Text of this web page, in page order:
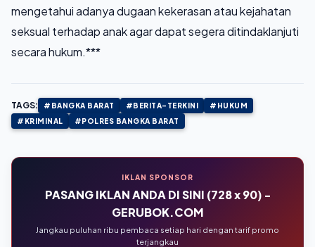
mengetahui adanya dugaan kekerasan atau kejahatan
seksual terhadap anak agar dapat segera ditindaklanjuti
secara hukum.***
TAGS: #BANGKA BARAT #BERITA-TERKINI
#HUKUM
#KRIMINAL
#POLRES BANGKA BARAT
IKLAN SPONSOR
PASANG IKLAN ANDA DI SINI (728 x 90) -
GERUBOK.COM
Jangkau puluhan ribu pembaca setiap hari dengan tarif promo
terjangkau